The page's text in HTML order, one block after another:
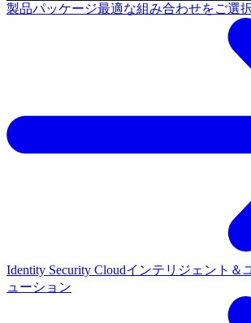
製品パッケージ最適な組み合わせをご選
Identity Security Cloudインテリジェント＆
ューション